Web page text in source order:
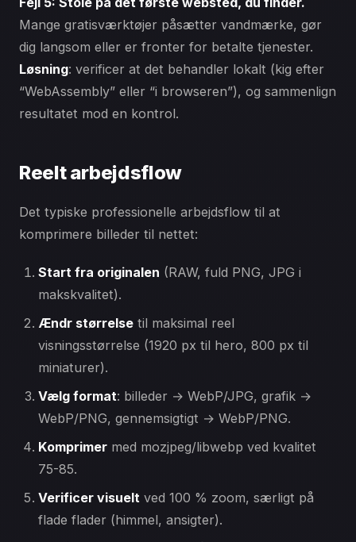
Mange gratisværktøjer påsætter vandmærke, gør
dig langsom eller er fronter for betalte tjenester.
Løsning: verificer at det behandler lokalt (kig efter
“WebAssembly” eller “i browseren”), og sammenlign
resultatet mod en kontrol.
Reelt arbejdsflow
Det typiske professionelle arbejdsflow til at
komprimere billeder til nettet:
Start fra originalen (RAW, fuld PNG, JPG i
makskvalitet).
Ændr størrelse til maksimal reel
visningsstørrelse (1920 px til hero, 800 px til
miniaturer).
Vælg format: billeder → WebP/JPG, grafik →
WebP/PNG, gennemsigtigt → WebP/PNG.
Komprimer med mozjpeg/libwebp ved kvalitet
75-85.
Verificer visuelt ved 100 % zoom, særligt på
flade flader (himmel, ansigter).